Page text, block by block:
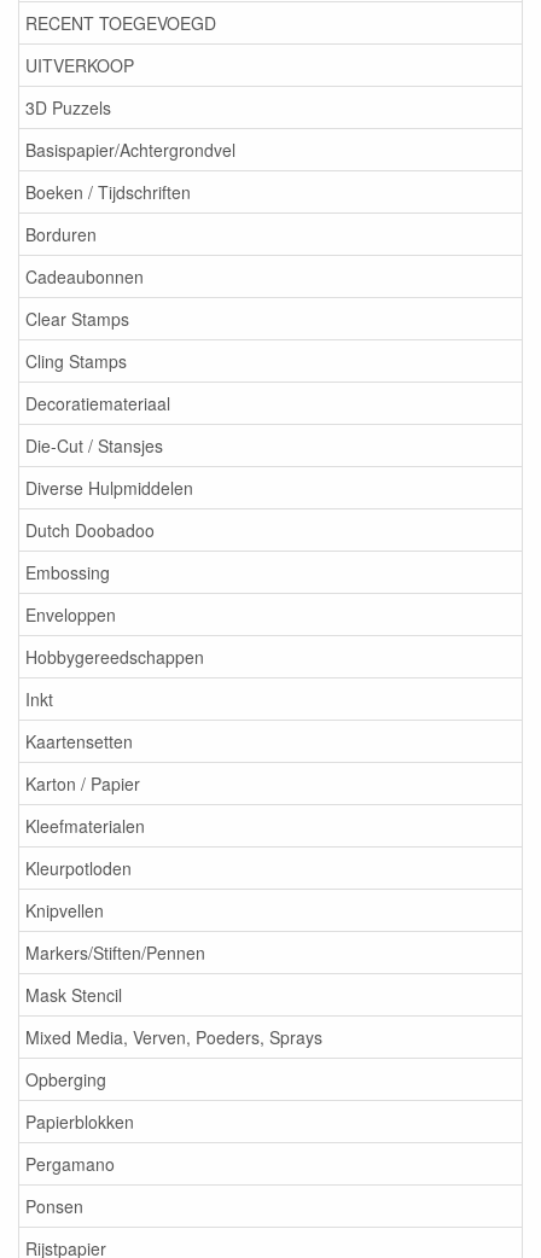
RECENT TOEGEVOEGD
UITVERKOOP
3D Puzzels
Basispapier/Achtergrondvel
Boeken / Tijdschriften
Borduren
Cadeaubonnen
Clear Stamps
Cling Stamps
Decoratiemateriaal
Die-Cut / Stansjes
Diverse Hulpmiddelen
Dutch Doobadoo
Embossing
Enveloppen
Hobbygereedschappen
Inkt
Kaartensetten
Karton / Papier
Kleefmaterialen
Kleurpotloden
Knipvellen
Markers/Stiften/Pennen
Mask Stencil
Mixed Media, Verven, Poeders, Sprays
Opberging
Papierblokken
Pergamano
Ponsen
Rijstpapier